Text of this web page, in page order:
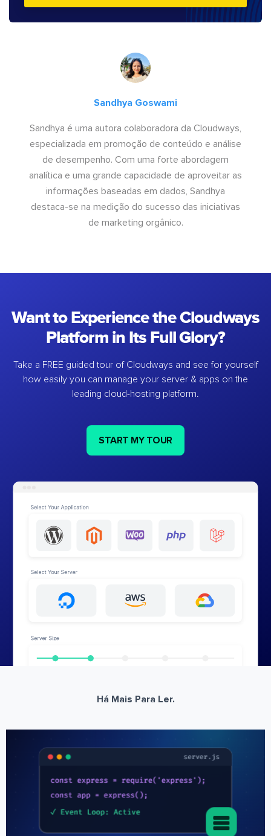
Sandhya Goswami
Sandhya é uma autora colaboradora da Cloudways,
especializada em promoção de conteúdo e análise
de desempenho. Com uma forte abordagem
analítica e uma grande capacidade de aproveitar as
informações baseadas em dados, Sandhya
destaca-se na medição do sucesso das iniciativas
de marketing orgânico.
Want to Experience the Cloudways
Platform in Its Full Glory?
Take a FREE guided tour of Cloudways and see for yourself
how easily you can manage your server & apps on the
leading cloud-hosting platform.
START MY TOUR
Há Mais Para Ler.